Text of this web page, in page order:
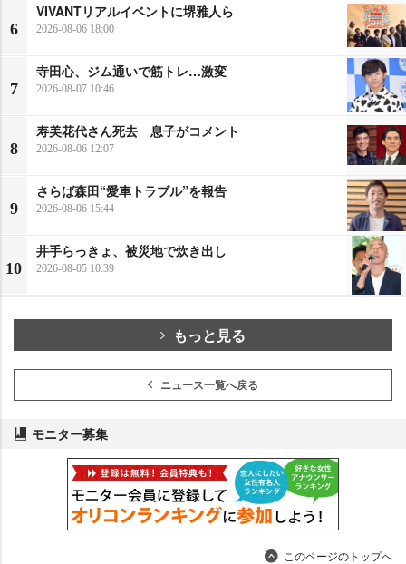
6
VIVANTリアルイベントに堺雅人ら
2026-08-06 18:00
7
寺田心、ジム通いで筋トレ…激変
2026-08-07 10:46
8
寿美花代さん死去 息子がコメント
2026-08-06 12:07
9
さらば森田“愛車トラブル”を報告
2026-08-06 15:44
10
井手らっきょ、被災地で炊き出し
2026-08-05 10:39
もっと見る
ニュース一覧へ戻る
モニター募集
このページのトップへ